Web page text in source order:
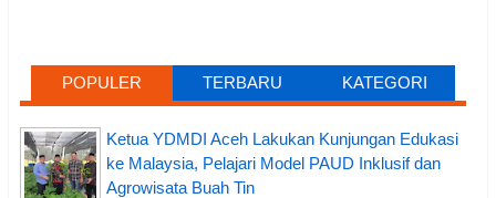
POPULER TERBARU KATEGORI
Ketua YDMDI Aceh Lakukan Kunjungan Edukasi
ke Malaysia, Pelajari Model PAUD Inklusif dan
Agrowisata Buah Tin